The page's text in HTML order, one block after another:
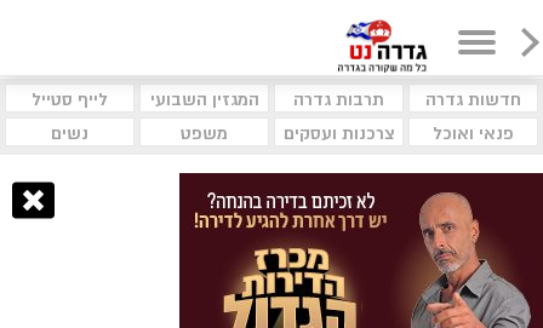
חדשות גדרה תרבות גדרה המגזין השבועי
לייף סטייל
פנאי ואוכל
צרכנות ועסקים משפט נשים